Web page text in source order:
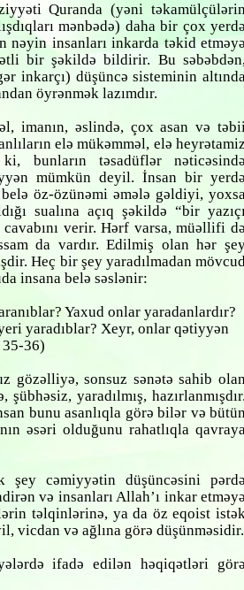
Quranda (yəni
mənbədə) daha bir çox
nəyin insanları inkarda təkid
bir şəkildə bildirir. Bu
inkarçı) düşüncə sisteminin
öyrənmək lazımdır.
imanın, əslində, çox asan və
elə mükəmməl, elə
bunların təsadüflər
mümkün deyil. İnsan bir
öz-özünəmi əmələ gəldiyi,
sualına açıq şəkildə “bir
cavabını verir. Hərf varsa, müəllifi
da vardır. Edilmiş olan hər
Heç bir şey yaradılmadan
insana belə səslənir:
Yaxud onlar yaradanlardır?
yaradıblar? Xeyr, onlar qətiyyən
36)
gözəlliyə, sonsuz sənətə sahib
yaradılmış,
bunu asanlıqla görə bilər və
əsəri olduğunu rahatlıqla
şey cəmiyyətin düşüncəsini
və insanları Allah’ı inkar
təlqinlərinə, ya da öz eqoist
vicdan və ağlına görə düşünməsidir.
ifadə edilən həqiqətləri